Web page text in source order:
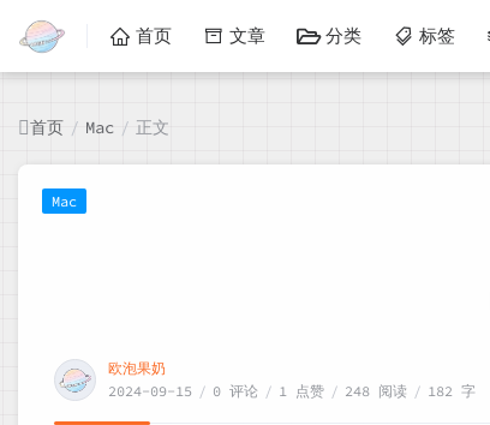
首页 文章 分类 标签
首页 / Mac / 正文
Mac
欧泡果奶
2024-09-15 / 0 评论 / 1 点赞 / 248 阅读 / 182 字